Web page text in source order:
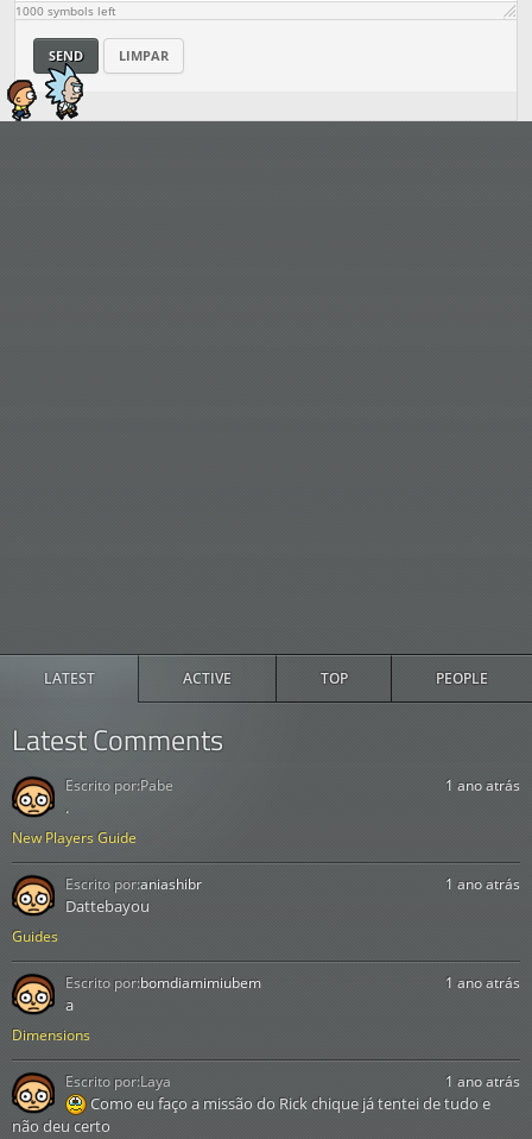
LATEST ACTIVE TOP PEOPLE
Latest Comments
New Players Guide
1 ano atrás
.
Escrito por:Pabe
Guides
1 ano atrás
Dattebayou
Escrito por:aniashibr
Dimensions
1 ano atrás
a
Escrito por:bomdiamimiubem
1 ano atrás
Como eu faço a missão do Rick chique já tentei de tudo e
não deu certo
Escrito por:Laya
1000 symbols left
SEND LIMPAR